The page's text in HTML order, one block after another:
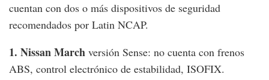
cuentan con dos o más dispositivos de seguridad
recomendados por Latin NCAP.
1. Nissan March versión Sense: no cuenta con frenos
ABS, control electrónico de estabilidad, ISOFIX.